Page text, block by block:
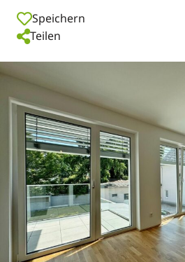
Speichern
Teilen